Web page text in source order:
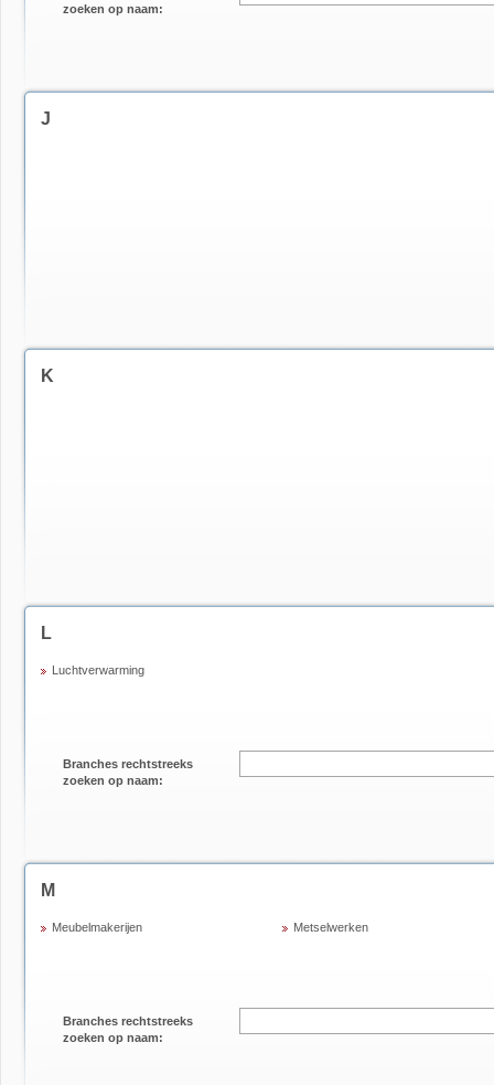
zoeken op naam:
J
K
L
Luchtverwarming
Branches rechtstreeks
zoeken op naam:
M
Meubelmakerijen Metselwerken
Branches rechtstreeks
zoeken op naam: